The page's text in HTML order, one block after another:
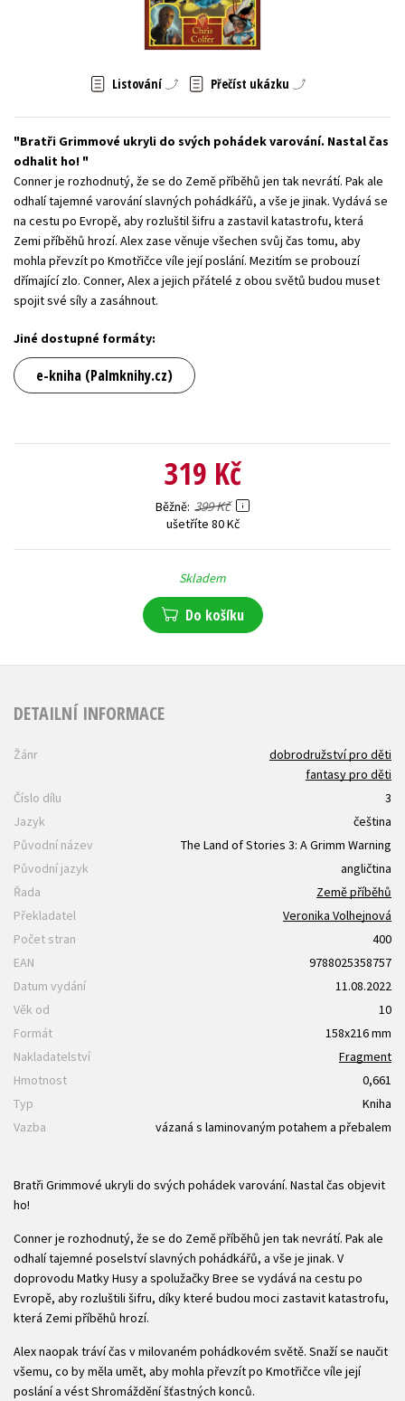
Zahraniční literatura
Listování Přečíst ukázku
Bratři Grimmové ukryli do svých pohádek varování. Nastal čas
odhalit ho!
Conner je rozhodnutý, že se do Země příběhů jen tak nevrátí. Pak ale
odhalí tajemné varování slavných pohádkářů, a vše je jinak. Vydává se
na cestu po Evropě, aby rozluštil šifru a zastavil katastrofu, která
Zemi příběhů hrozí. Alex zase věnuje všechen svůj čas tomu, aby
mohla převzít po Kmotřičce víle její poslání. Mezitím se probouzí
dřímající zlo. Conner, Alex a jejich přátelé z obou světů budou muset
spojit své síly a zasáhnout.
Jiné dostupné formáty:
e-kniha (Palmknihy.cz)
319 Kč
Běžně 399 Kč
ušetříte 80 Kč
Skladem
Do košíku
DETAILNÍ INFORMACE
Žánr
dobrodružství pro děti
fantasy pro děti
Číslo dílu
3
Jazyk
čeština
Původní název
The Land of Stories 3: A Grimm Warning
Původní jazyk
angličtina
Řada
Země příběhů
Překladatel
Veronika Volhejnová
Počet stran
400
EAN
9788025358757
Datum vydání
11.08.2022
Věk od
10
Formát
158x216 mm
Nakladatelství
Fragment
Hmotnost
0,661
Typ
Kniha
Vazba
vázaná s laminovaným potahem a přebalem
Bratři Grimmové ukryli do svých pohádek varování. Nastal čas objevit
ho!
Conner je rozhodnutý, že se do Země příběhů jen tak nevrátí. Pak ale
odhalí tajemné poselství slavných pohádkářů, a vše je jinak. V
doprovodu Matky Husy a spolužačky Bree se vydává na cestu po
Evropě, aby rozluštili šifru, díky které budou moci zastavit katastrofu,
která Zemi příběhů hrozí.
Alex naopak tráví čas v milovaném pohádkovém světě. Snaží se naučit
všemu, co by měla umět, aby mohla převzít po Kmotřičce víle její
poslání a vést Shromáždění šťastných konců.